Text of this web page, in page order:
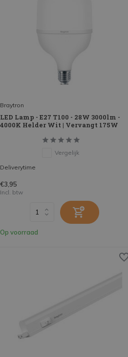
Braytron
LED Lamp - E27 T100 - 28W 3000lm -
4000K Helder Wit | Vervangt 175W
Vergelijk
Deliverytime
€3,95
Incl. btw
Op voorraad